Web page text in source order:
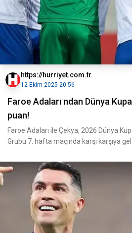
https://hurriyet.com.tr
12 Ekim 2025 20:56
Faroe Adaları ndan Dünya
puan!
Faroe Adaları ile Çekya, 2026 Dünya
Grubu 7. hafta maçında karşı karşıya